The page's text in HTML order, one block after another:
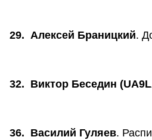
29. Алексей Браницкий.
32. Виктор Беседин
36. Василий Гуляев.